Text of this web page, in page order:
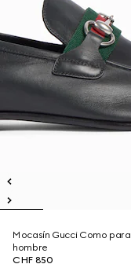
Mocasín Gucci Como para
hombre
CHF 850